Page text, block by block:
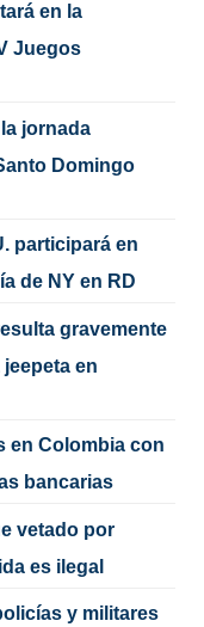
en la
Juegos
jornada
Domingo
participará en
de NY en RD
gravemente
en
en Colombia con
bancarias
vetado por
es ilegal
y militares